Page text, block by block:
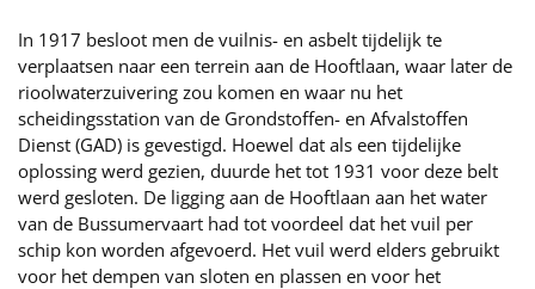
In 1917 besloot men de vuilnis- en asbelt tijdelijk te
verplaatsen naar een terrein aan de Hooftlaan, waar later de
rioolwaterzuivering zou komen en waar nu het
scheidingsstation van de Grondstoffen- en Afvalstoffen
Dienst (GAD) is gevestigd. Hoewel dat als een tijdelijke
oplossing werd gezien, duurde het tot 1931 voor deze belt
werd gesloten. De ligging aan de Hooftlaan aan het water
van de Bussumervaart had tot voordeel dat het vuil per
schip kon worden afgevoerd. Het vuil werd elders gebruikt
voor het dempen van sloten en plassen en voor het